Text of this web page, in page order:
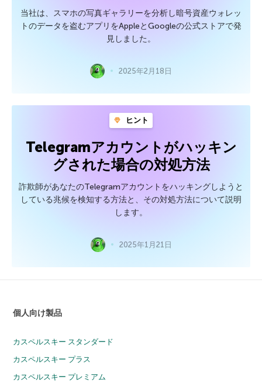
当社は、スマホの写真ギャラリーを分析し暗号資産ウォレッ
トのデータを盗むアプリをAppleとGoogleの公式ストアで発
見しました。
2025年2月18日
ヒント
Telegramアカウントがハッキン
グされた場合の対処方法
詐欺師があなたのTelegramアカウントをハッキングしようと
している兆候を検知する方法と、その対処方法について説明
します。
2025年1月21日
個人向け製品
カスペルスキー スタンダード
カスペルスキー プラス
カスペルスキー プレミアム